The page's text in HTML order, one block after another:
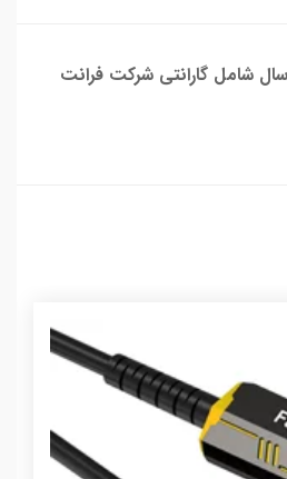
شامل گارانتی شرکت فرانت